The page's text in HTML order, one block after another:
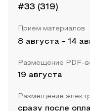
#33 (319)
Прием материалов
8 августа - 14
Размещение PDF-
19 августа
Размещение
сразу после